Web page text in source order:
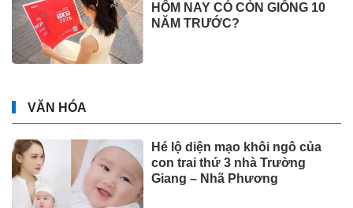
HÔM NAY CÓ CÒN GIỐNG 10
NĂM TRƯỚC?
VĂN HÓA
Hé lộ diện mạo khôi ngô của
con trai thứ 3 nhà Trường
Giang – Nhã Phương